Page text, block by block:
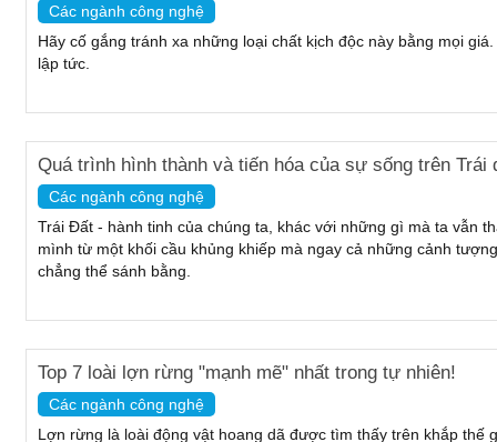
Các ngành công nghệ
Hãy cố gắng tránh xa những loại chất kịch độc này bằng mọi
lập tức.
Quá trình hình thành và tiến hóa của sự sống trên Trái
Các ngành công nghệ
Trái Đất - hành tinh của chúng ta, khác với những gì mà ta vẫn
mình từ một khối cầu khủng khiếp mà ngay cả những cảnh
chẳng thể sánh bằng.
Top 7 loài lợn rừng "mạnh mẽ" nhất trong tự nhiên!
Các ngành công nghệ
Lợn rừng là loài động vật hoang dã được tìm thấy trên khắp thế